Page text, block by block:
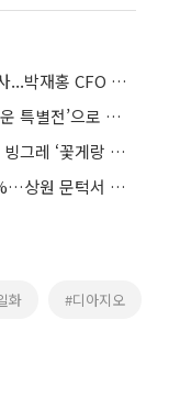
다이닝브랜즈그룹 2026년 정기 임원인사...박재홍 CFO 전무, 부사장 승진
다이닝브랜즈그룹, 단독 바자회 ‘아름다운 특별전’으로 자원 재순환
디아지오 ‘조니워커 블루 말띠 에디션’ㆍ빙그레 ‘꽃게랑 마라맛’ 외
美 클래리티 법안 연내 통과 가능성 13%…상원 문턱서 제동
화 #디아지오